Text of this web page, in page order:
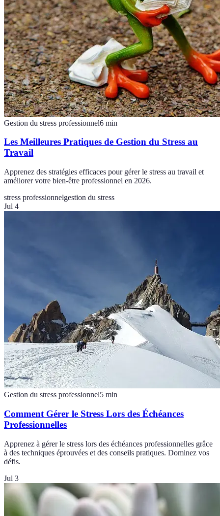
Gestion du stress professionnel6 min
Les Meilleures Pratiques de Gestion du Stress au
Travail
Apprenez des stratégies efficaces pour gérer le stress au travail et
améliorer votre bien-être professionnel en 2026.
stress professionnelgestion du stress
Jul 4
Gestion du stress professionnel5 min
Comment Gérer le Stress Lors des Échéances
Professionnelles
Apprenez à gérer le stress lors des échéances professionnelles grâce
à des techniques éprouvées et des conseils pratiques. Dominez vos
défis.
Jul 3